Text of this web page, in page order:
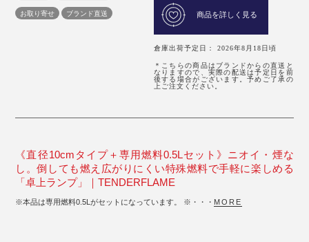
お取り寄せ
ブランド直送 商品を詳しく見る
倉庫出荷予定日： 2026年8月18日頃
＊こちらの商品はブランドからの直送と
なりますので、実際の配送は予定日を前
後する場合がございます。予めご了承の
上ご注文ください。
《直径10cmタイプ＋専用燃料0.5Lセット》ニオイ・煙な
し。倒しても燃え広がりにくい特殊燃料で手軽に楽しめる
「卓上ランプ」｜TENDERFLAME
※本品は専用燃料0.5Lがセットになっています。 ※・・・ MORE